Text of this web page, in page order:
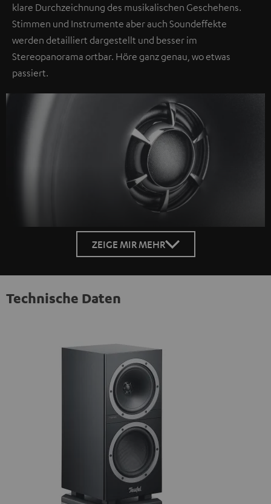
klare Durchzeichnung des musikalischen Geschehens.
Stimmen und Instrumente aber auch Soundeffekte
werden detailliert dargestellt und besser im
Stereopanorama ortbar. Höre ganz genau, wo etwas
passiert.
ZEIGE MIR MEHR
Technische Daten